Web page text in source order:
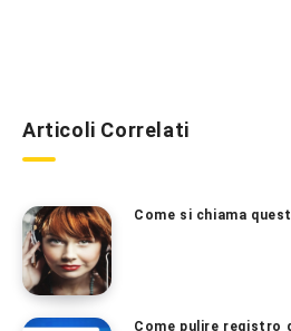
Articoli Correlati
Come si chiama
Come pulire registro